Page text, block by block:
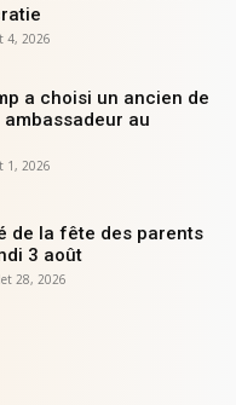
4, 2026
a choisi un ancien de
ambassadeur au
1, 2026
de la fête des parents
3 août
28, 2026